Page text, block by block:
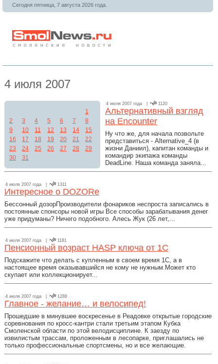
Сегодня пятница, 7 августа 2026 года.
4 июля 2007
1
2
3 4 5 6 7
8
9
10 11 12 13 14
15
16
17 18 19 20 21
22
23
24 25 26 27 28
29
30
31
4 июля 2007 года | 1120
Альтернативный взгляд
на Encounter
Ну что же, для начала позвольте
представиться - Alternative_4 (в
жизни Даниил), капитан команды и
командир экипажа команды
DeadLine. Наша команда заняла...
4 июля 2007 года | 1311
Интересное о DOZORe
Бессонный дозорПроизводители фонариков неспроста записались в
постоянные спонсоры новой игры Все способы зарабатывания денег
уже придуманы? Ничего подобного. Алесь Жук (26 лет,...
4 июля 2007 года | 1181
Пенсионный возраст HASP ключа от 1С
Подскажите что делать с купленным в своем время 1С, а в
настоящее время оказывавшийся не кому не нужным.Может кто
скупает или коллекционирует...
4 июля 2007 года | 1288
Главное - желание… и велосипед!
Прошедшие в минувшее воскресенье в Реадовке открытые городские
соревнования по кросс-кантри стали третьим этапом Кубка
Смоленской области по этой велодисциплине. К заезду по
извилистым трассам, проложенным в лесопарке, приглашались не
только профессиональные спортсмены, но и все желающие.